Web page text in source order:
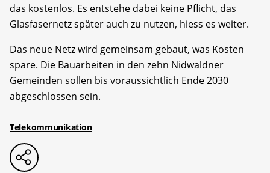
das kostenlos. Es entstehe dabei keine Pflicht, das
Glasfasernetz später auch zu nutzen, hiess es weiter.
Das neue Netz wird gemeinsam gebaut, was Kosten
spare. Die Bauarbeiten in den zehn Nidwaldner
Gemeinden sollen bis voraussichtlich Ende 2030
abgeschlossen sein.
Telekommunikation